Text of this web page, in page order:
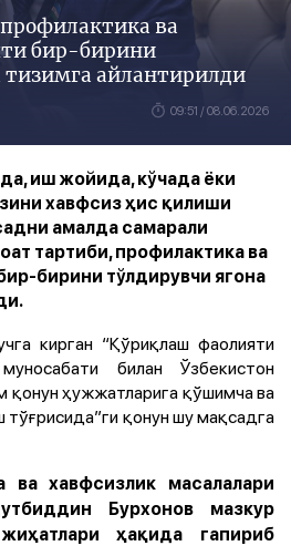
ва
бир-бирини
тизимга айлантирилди
09:51 / 08.06.2026
иш жойида, кўчада ёки
хавфсиз ҳис қилиши
амалда самарали
тартиби, профилактика ва
бирини тўлдирувчи ягона
кирган “Қўриқлаш фаолияти
билан Ўзбекистон
қонун ҳужжатларига қўшимча ва
қонун шу мақсадга
ва хавфсизлик масалалари
Бурхонов мазкур
ҳақида гапириб